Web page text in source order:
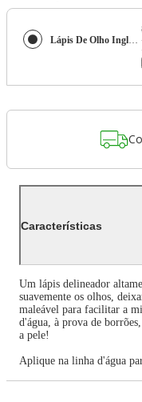
Lápis De Olho Inglot Kohl
Características
Um lápis delineador
suavemente os olhos,
maleável para facilitar a
d'água, à prova de
a pele!
Aplique na linha d'água